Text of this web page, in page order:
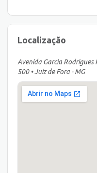
Localização
Avenida Garcia Rodrigues
500 • Juiz de Fora - MG